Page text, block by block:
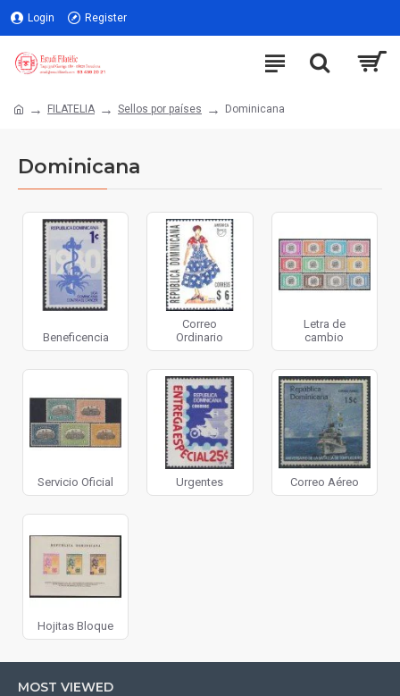
Login Register
FILATELIA Sellos por países Dominicana
Dominicana
Beneficencia
Correo
Ordinario
Letra de
cambio
Servicio Oficial Urgentes Correo Aéreo
Hojitas Bloque
MOST VIEWED